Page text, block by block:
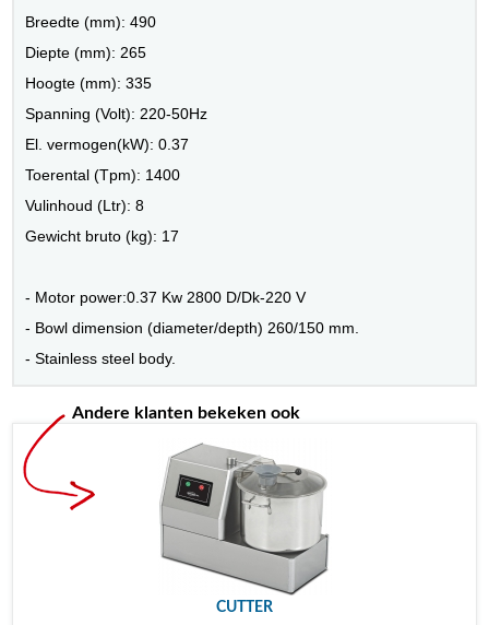
Breedte (mm): 490
Diepte (mm): 265
Hoogte (mm): 335
Spanning (Volt): 220-50Hz
El. vermogen(kW): 0.37
Toerental (Tpm): 1400
Vulinhoud (Ltr): 8
Gewicht bruto (kg): 17
- Motor power:0.37 Kw 2800 D/Dk-220 V
- Bowl dimension (diameter/depth) 260/150 mm.
- Stainless steel body.
Andere klanten bekeken ook
CUTTER